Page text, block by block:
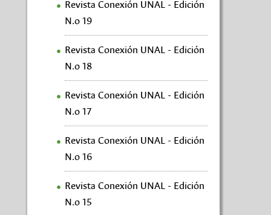
Revista Conexión UNAL - Edición
N.o 19
Revista Conexión UNAL - Edición
N.o 18
Revista Conexión UNAL - Edición
N.o 17
Revista Conexión UNAL - Edición
N.o 16
Revista Conexión UNAL - Edición
N.o 15